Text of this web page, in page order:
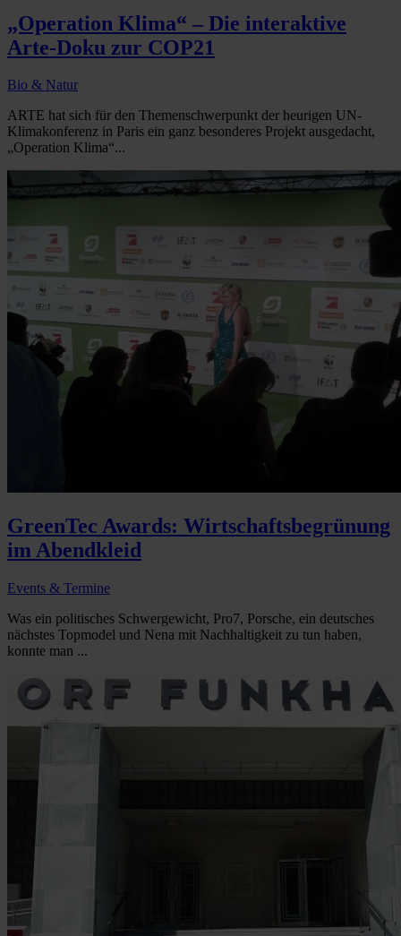
„Operation Klima“ – Die interaktive
Arte-Doku zur COP21
Bio & Natur
ARTE hat sich für den Themenschwerpunkt der heurigen UN-
Klimakonferenz in Paris ein ganz besonderes Projekt ausgedacht,
„Operation Klima“...
GreenTec Awards: Wirtschaftsbegrünung
im Abendkleid
Events & Termine
Was ein politisches Schwergewicht, Pro7, Porsche, ein deutsches
nächstes Topmodel und Nena mit Nachhaltigkeit zu tun haben,
konnte man ...